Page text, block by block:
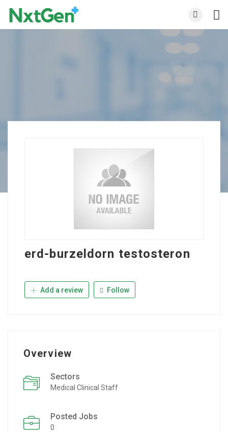
erd-burzeldorn testosteron
Add a review Follow
Overview
Sectors
Medical Clinical Staff
Posted Jobs
0